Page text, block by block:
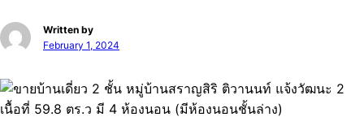
Written by
February 1, 2024